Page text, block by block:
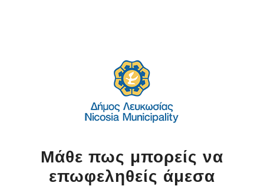
Μάθε πως μπορείς να
επωφεληθείς άμεσα